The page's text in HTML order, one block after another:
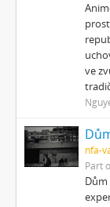
ve
nfa-
Part